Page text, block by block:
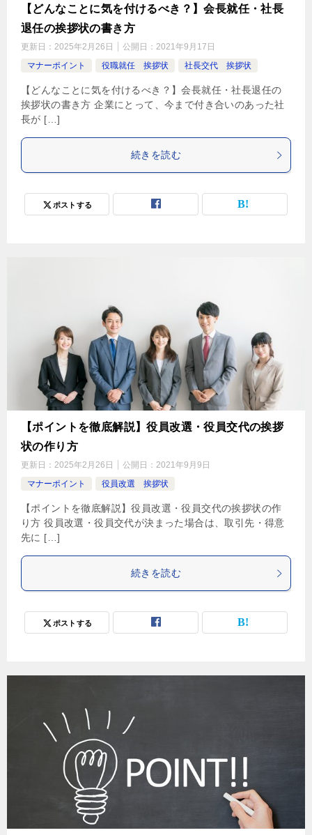
【どんなことに気を付けるべき？】会長就任・社長
退任の挨拶状の書き方
更新日： 2025年2月26日 公開日： 2021年9月17日
マナーポイント
役職就任 挨拶状 社長交代 挨拶状
【どんなことに気を付けるべき？】会長就任・社長退任の
挨拶状の書き方 企業にとって、今まで付き合いのあった社
長が […]
続きを読む
ポストする
【ポイントを徹底解説】役員改選・役員交代の挨拶
状の作り方
更新日： 2025年2月26日 公開日： 2021年9月9日
マナーポイント
役員改選 挨拶状
【ポイントを徹底解説】役員改選・役員交代の挨拶状の作
り方 役員改選・役員交代が決まった場合は、取引先・得意
先に […]
続きを読む
ポストする